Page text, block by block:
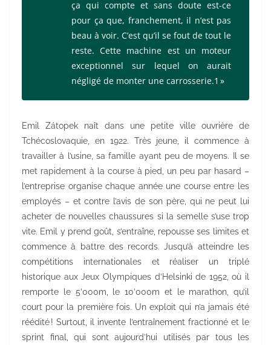
ça qui compte et sans doute est-ce
pour ça que, franchement, il n’est pas
beau à voir. C’est qu’il se fout de tout le
reste. Cette machine est un moteur
exceptionnel sur lequel on aurait
négligé de monter une carrosserie.1 »
Emil Zátopek naît dans une petite ville ouvrière de
Tchécoslovaquie, en 1922. Très jeune, il commence à
travailler à l’usine, sa famille ayant peu de moyens. Il se
met rapidement à la course à pied, un peu par hasard –
l’entreprise organise chaque année une course entre les
employés – et contre l’avis de son père, qui ne peut lui
acheter de nouvelles chaussures si la semelle s’use trop
vite. Emil y prend goût, s’entraîne, repousse ses limites et
commence à battre des records. Jusqu’à atteindre les
compétitions internationales et réaliser un triplé
historique aux Jeux Olympiques d’Helsinki de 1952, où il
remporte le 5’000m, le 10’000m et le marathon, qu’il
court pour la première fois. Un exploit qui n’a jamais été
réédité ! Surtout, il invente l’entraînement fractionné et le
sprint final, qui sont aujourd’hui utilisés par tous les